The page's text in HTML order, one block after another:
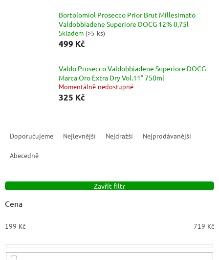
Bortolomiol Prosecco Prior Brut Millesimato
Valdobbiadene Superiore DOCG 12% 0,75l
Skladem (>5 ks)
499 Kč
Valdo Prosecco Valdobbiadene Superiore DOCG
Marca Oro Extra Dry Vol.11° 750ml
Momentálně nedostupné
325 Kč
p
r
o
d
u
k
t
Doporučujeme Nejlevnější Nejdražší Nejprodávanější
Abecedně
Zavřít filtr
Cena
199 Kč 719 Kč